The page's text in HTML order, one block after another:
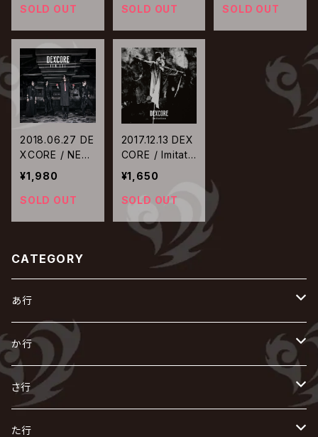
SOLD OUT
SOLD OUT
SOLD OUT
2018.06.27 DE
XCORE / NEW
ERA【初回限定
盤】
¥1,980
SOLD OUT
2017.12.13 DEX
CORE / Imitati
on【通常盤】
¥1,650
SOLD OUT
CATEGORY
あ行
あ
R指定
AIOLIN
い
IKUO
う
か行
か
怪人二十面奏
き
さ行
さ
た行